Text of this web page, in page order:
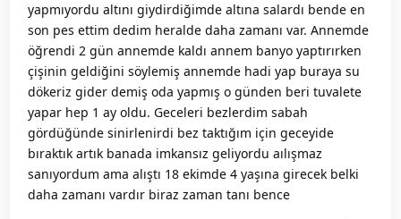
yapmıyordu altını giydirdiğimde altına salardı bende en
son pes ettim dedim heralde daha zamanı var. Annemde
öğrendi 2 gün annemde kaldı annem banyo yaptırırken
çişinin geldiğini söylemiş annemde hadi yap buraya su
dökeriz gider demiş oda yapmış o günden beri tuvalete
yapar hep 1 ay oldu. Geceleri bezlerdim sabah
gördüğünde sinirlenirdi bez taktığım için geceyide
bıraktık artık banada imkansız geliyordu aılışmaz
sanıyordum ama alıştı 18 ekimde 4 yaşına girecek belki
daha zamanı vardır biraz zaman tanı bence